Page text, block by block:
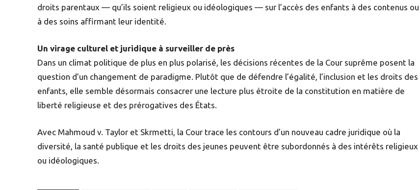
droits parentaux — qu’ils soient religieux ou idéologiques — sur l’accès des enfants à des contenus ou
à des soins affirmant leur identité.
Un virage culturel et juridique à surveiller de près
Dans un climat politique de plus en plus polarisé, les décisions récentes de la Cour suprême posent la
question d’un changement de paradigme. Plutôt que de défendre l’égalité, l’inclusion et les droits des
enfants, elle semble désormais consacrer une lecture plus étroite de la constitution en matière de
liberté religieuse et des prérogatives des États.
Avec Mahmoud v. Taylor et Skrmetti, la Cour trace les contours d’un nouveau cadre juridique où la
diversité, la santé publique et les droits des jeunes peuvent être subordonnés à des intérêts religieux
ou idéologiques.